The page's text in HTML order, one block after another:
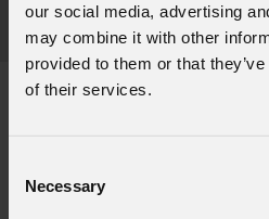
our social media, advertising
may combine it with other
provided to them or that
of their services.
Selection
Necessary
Fly bar / ground bar per